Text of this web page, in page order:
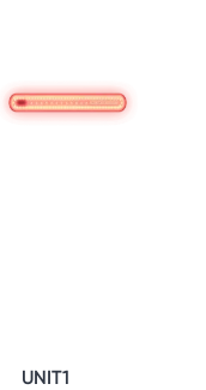
UNIT1